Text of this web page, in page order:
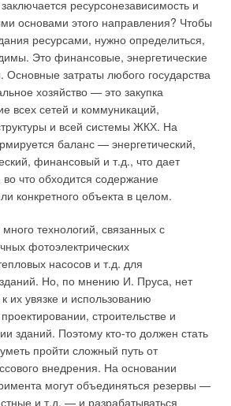
ресурсонезависимость и
основами этого направления? Чтобы
ресурсами, нужно определиться,
Это финансовые, энергетические
затраты любого государства
хозяйство — это закупка
всех сетей и коммуникаций,
и всей системы ЖКХ. На
баланс — энергетический,
финансовый и т.д., что дает
что обходится содержание
конкретного объекта в целом.
технологий, связанных с
фотоэлектрических
насосов и т.д. для
Но, по мнению И. Пруса, нет
их увязке и использованию
строительстве и
зданий. Поэтому кто-то должен стать
пройти сложный путь от
внедрения. На основании
могут объединяться резервы —
и т.д. — и разрабатываться
линии розлива. Всего на заводе их
с которой сходят
без консервантов. Вода на
в стеклянную тару объёмом 0,35 л и
(ПЭТ) ёмкостью 0,618, 1,5 и 5 л.
технологических линий
воды и напитков в год. Большая
на природную минеральную воду
производят газированные
газировки» и детские
«Winx club».
автоматизированы.
завода
«Акваника»
завода «Акваника»
чистоте – это важный
качественной продукции. Практически